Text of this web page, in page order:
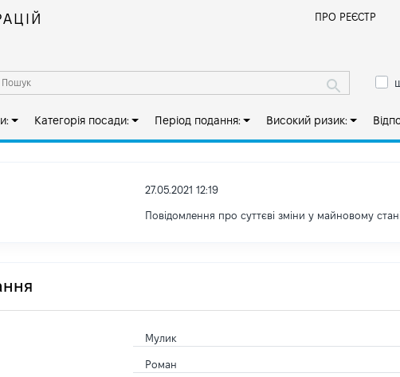
ПРО РЕЄСТР
Категорія посади: Період подання: Високий ризик:
27.05.2021 12:19
Повідомлення про суттєві зміни y майновому
Мулик
Роман